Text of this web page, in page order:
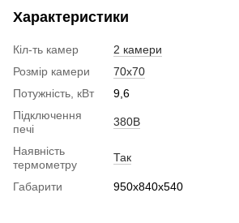
Характеристики
Кіл-ть камер
2 камери
Розмір камери
70х70
Потужність, кВт
9,6
Підключення
печі
380В
Наявність
термометру
Так
Габарити 950х840х540